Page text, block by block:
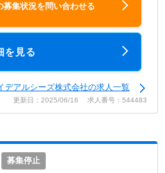
募集状況を問い合わせる
を見る
デアルシーズ株式会社の求人一覧
更新日：2025/06/16 求人番号：544483
募集停止